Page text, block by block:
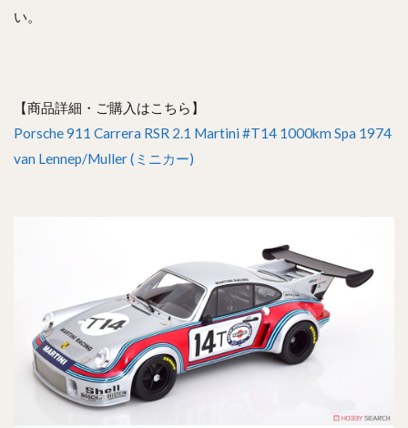
い。
【商品詳細・ご購入はこちら】
Porsche 911 Carrera RSR 2.1 Martini #T14 1000km Spa 1974
van Lennep/Muller (ミニカー)